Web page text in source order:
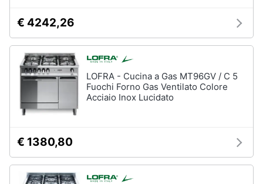
Assistenza
clienti
Esci
Piano
Cottura
Forno
incasso
Vedi
tutti
Pulizia
casa
€ 4242,26
LOFRA - Cucina a Gas MT96GV / C 5
Fuochi Forno Gas Ventilato Colore
Acciaio Inox Lucidato
€ 1380,80